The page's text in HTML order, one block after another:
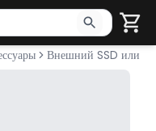
поиска. Нажмите Enter
Внешний SSD или